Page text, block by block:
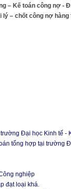
– Kế toán công nợ
– chốt công nợ
Đại học Kinh tế -
tổng hợp tại trường
nghiệp
đạt loại khá.